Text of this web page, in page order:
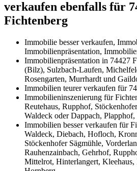
verkaufen ebenfalls für
Fichtenberg
Immobilie besser verkaufen,
Immobilienpräsentation,
Immobilienpräsentation in 74427
(Bilz), Sulzbach-Laufen,
Rosengarten, Murrhardt und
Immobilien teurer verkaufen für
Immobilieninszenierung für
Reutehaus, Rupphof,
Waldeck oder Dappach, Plapphof,
Immobilien besser verkaufen für
Waldeck, Diebach, Hofloch,
Stöckenhofer Sägmühle,
Rauhenzainbach, Gehrhof,
Mittelrot, Hinterlangert, Kleehaus,